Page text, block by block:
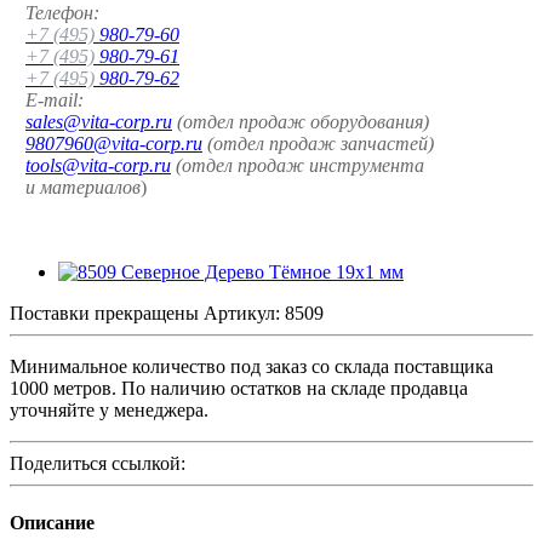
Телефон:
+7 (495) 980-79-60
+7 (495) 980-79-61
+7 (495) 980-79-62
E-mail:
sales@vita-corp.ru (отдел продаж оборудования)
9807960@vita-corp.ru (отдел продаж запчастей)
tools@vita-corp.ru (отдел продаж инструмента
и материалов)
Поставки прекращены Артикул: 8509
Минимальное количество под заказ со склада поставщика
1000 метров. По наличию остатков на складе продавца
уточняйте у менеджера.
Поделиться ссылкой:
Описание